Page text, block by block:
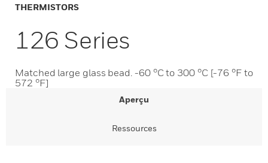
THERMISTORS
126 Series
Matched large glass bead. -60 °C to 300 °C [-76 °F to
572 °F]
Aperçu
Ressources